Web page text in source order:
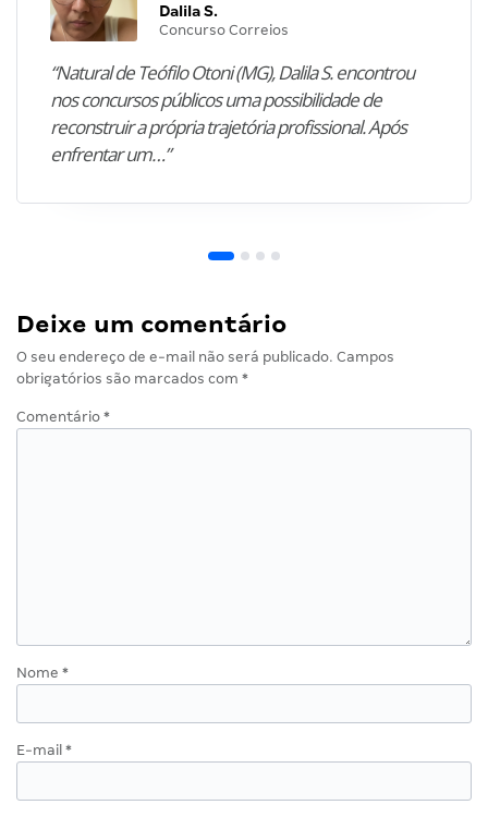
Dalila S.
Concurso Correios
“Natural de Teófilo Otoni (MG), Dalila S. encontrou
nos concursos públicos uma possibilidade de
reconstruir a própria trajetória profissional. Após
enfrentar um…”
Deixe um comentário
O seu endereço de e-mail não será publicado. Campos
obrigatórios são marcados com *
Comentário *
Nome *
E-mail *